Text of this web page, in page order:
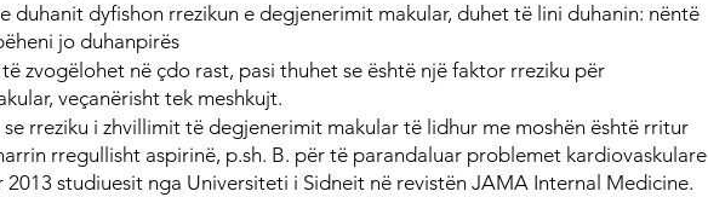
duhanit dyfishon rrezikun e degjenerimit makular, duhet të lini duhanin: nëntë
jo duhanpirës
zvogëlohet në çdo rast, pasi thuhet se është një faktor rreziku për
veçanërisht tek meshkujt.
rreziku i zhvillimit të degjenerimit makular të lidhur me moshën është rritur
rregullisht aspirinë, p.sh. B. për të parandaluar problemet kardiovaskulare
2013 studiuesit nga Universiteti i Sidneit në revistën JAMA Internal Medicine.